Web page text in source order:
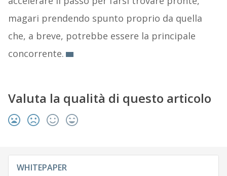
magari prendendo spunto proprio da quella
che, a breve, potrebbe essere la principale
concorrente.
Valuta la qualità di questo articolo
WHITEPAPER